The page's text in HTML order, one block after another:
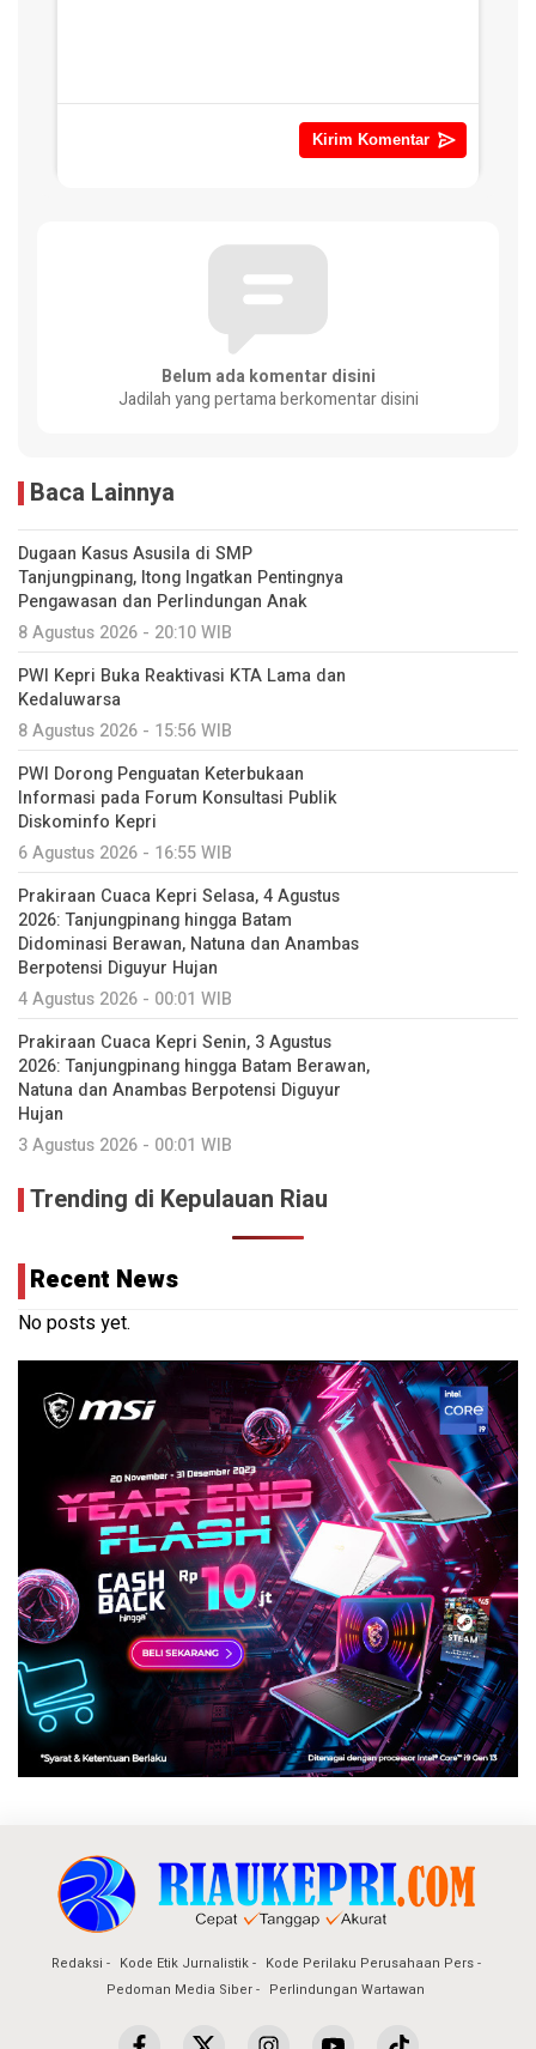
Belum ada komentar disini
Jadilah yang pertama berkomentar disini
Baca Lainnya
Dugaan Kasus Asusila di SMP
Tanjungpinang, Itong Ingatkan Pentingnya
Pengawasan dan Perlindungan Anak
8 Agustus 2026 - 20:10 WIB
PWI Kepri Buka Reaktivasi KTA Lama dan
Kedaluwarsa
8 Agustus 2026 - 15:56 WIB
PWI Dorong Penguatan Keterbukaan
Informasi pada Forum Konsultasi Publik
Diskominfo Kepri
6 Agustus 2026 - 16:55 WIB
Prakiraan Cuaca Kepri Selasa, 4 Agustus
2026: Tanjungpinang hingga Batam
Didominasi Berawan, Natuna dan Anambas
Berpotensi Diguyur Hujan
4 Agustus 2026 - 00:01 WIB
Prakiraan Cuaca Kepri Senin, 3 Agustus
2026: Tanjungpinang hingga Batam Berawan,
Natuna dan Anambas Berpotensi Diguyur
Hujan
3 Agustus 2026 - 00:01 WIB
Trending di Kepulauan Riau
Recent News
No posts yet.
Redaksi Kode Etik Jurnalistik
Kode Perilaku Perusahaan Pers
Pedoman Media Siber
Perlindungan Wartawan